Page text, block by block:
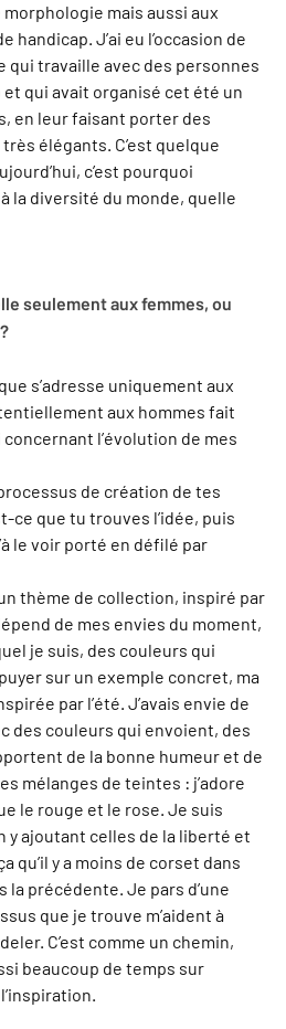
mais aussi aux
handicap. J’ai eu l’occasion de
qui travaille avec des personnes
qui avait organisé cet été un
en leur faisant porter des
élégants. C’est quelque
c’est pourquoi
la diversité du monde, quelle
seulement aux femmes, ou
s’adresse uniquement aux
aux hommes fait
concernant l’évolution de mes
de création de tes
ce que tu trouves l’idée, puis
le voir porté en défilé par
thème de collection, inspiré par
de mes envies du moment,
je suis, des couleurs qui
sur un exemple concret, ma
par l’été. J’avais envie de
des couleurs qui envoient, des
de la bonne humeur et de
mélanges de teintes : j’adore
le rouge et le rose. Je suis
y ajoutant celles de la liberté et
qu’il y a moins de corset dans
précédente. Je pars d’une
que je trouve m’aident à
C’est comme un chemin,
beaucoup de temps sur